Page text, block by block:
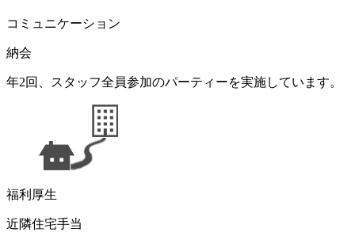
コミュニケーション
納会
年2回、スタッフ全員参加のパーティーを実施しています。
福利厚生
近隣住宅手当